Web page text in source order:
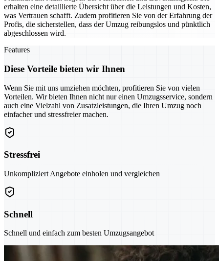
erhalten eine detaillierte Übersicht über die Leistungen und Kosten,
was Vertrauen schafft. Zudem profitieren Sie von der Erfahrung der
Profis, die sicherstellen, dass der Umzug reibungslos und pünktlich
abgeschlossen wird.
Features
Diese Vorteile bieten wir Ihnen
Wenn Sie mit uns umziehen möchten, profitieren Sie von vielen
Vorteilen. Wir bieten Ihnen nicht nur einen Umzugsservice, sondern
auch eine Vielzahl von Zusatzleistungen, die Ihren Umzug noch
einfacher und stressfreier machen.
Stressfrei
Unkompliziert Angebote einholen und vergleichen
Schnell
Schnell und einfach zum besten Umzugsangebot